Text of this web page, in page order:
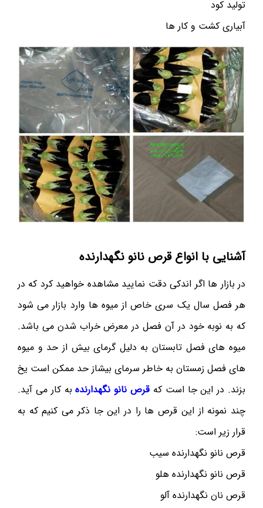
تولید کود
آبیاری کشت و کار ها
آشنایی با انواع قرص نانو نگهدارنده
در بازار ها اگر اندکی دقت نمایید مشاهده خواهید کرد که در
هر فصل سال یک سری خاص از میوه ها وارد بازار می شود
که به نوبه خود در آن فصل در معرض خراب شدن می باشد.
میوه های فصل تابستان به دلیل گرمای بیش از حد و میوه
های فصل زمستان به خاطر سرمای بیشاز حد ممکن است یخ
بزند. در این جا است که قرص نانو نگهدارندهبه کار می آید.
چند نمونه از این قرص ها را در این جا ذکر می کنیم که به
قرار زیر است:
قرص نانو نگهدارنده سیب
قرص نانو نگهدارنده هلو
قرص نان نگهدارنده آلو